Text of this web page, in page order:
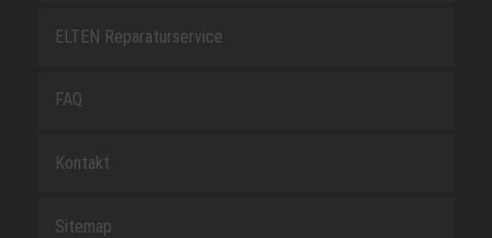
ELTEN Reparaturservice
FAQ
Kontakt
Sitemap